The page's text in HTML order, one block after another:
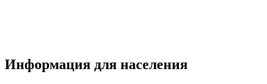
Информация для населения